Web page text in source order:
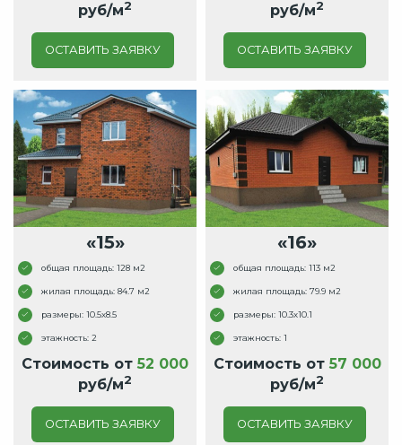
руб/м2
ОСТАВИТЬ ЗАЯВКУ
руб/м2
ОСТАВИТЬ ЗАЯВКУ
«15»
общая площадь: 128 м2
жилая площадь: 84.7 м2
размеры: 10.5x8.5
этажность: 2
Стоимость от 52 000
руб/м2
ОСТАВИТЬ ЗАЯВКУ
«16»
общая площадь: 113 м2
жилая площадь: 79.9 м2
размеры: 10.3x10.1
этажность: 1
Стоимость от 57 000
руб/м2
ОСТАВИТЬ ЗАЯВКУ